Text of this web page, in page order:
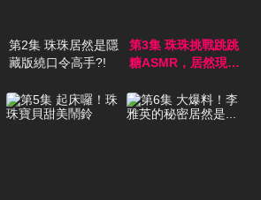
第2集 珠珠居然是隱
藏版繞口令高手?!
第3集 珠珠挑戰跳跳
糖ASMR，居然現場